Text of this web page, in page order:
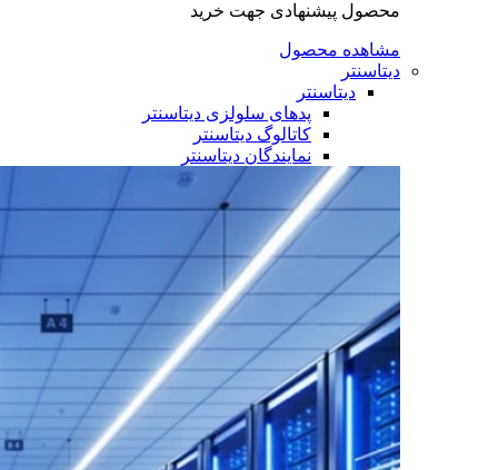
محصول پیشنهادی جهت خرید
مشاهده محصول
دیتاسنتر
دیتاسنتر
پدهای سلولزی دیتاسنتر
کاتالوگ دیتاسنتر
نمایندگان دیتاسنتر